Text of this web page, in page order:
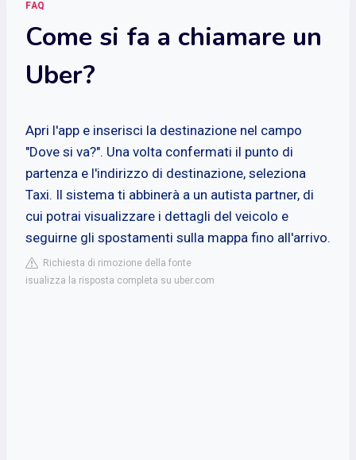
FAQ
Come si fa a chiamare un
Uber?
Apri l'app e inserisci la destinazione nel campo
"Dove si va?". Una volta confermati il punto di
partenza e l'indirizzo di destinazione, seleziona
Taxi. Il sistema ti abbinerà a un autista partner, di
cui potrai visualizzare i dettagli del veicolo e
seguirne gli spostamenti sulla mappa fino all'arrivo.
Richiesta di rimozione della fonte
isualizza la risposta completa su uber.com